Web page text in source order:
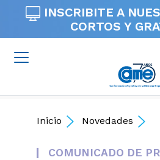
INSCRIBITE A
CORTOS Y
Inicio Novedades
COMUNICADO DE